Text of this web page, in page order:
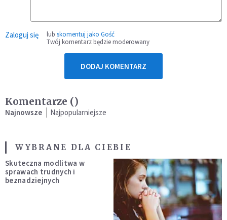
Zaloguj się lub skomentuj jako Gość
Twój komentarz będzie moderowany
DODAJ KOMENTARZ
Komentarze ()
Najnowsze Najpopularniejsze
WYBRANE DLA CIEBIE
Skuteczna modlitwa w
sprawach trudnych i
beznadziejnych